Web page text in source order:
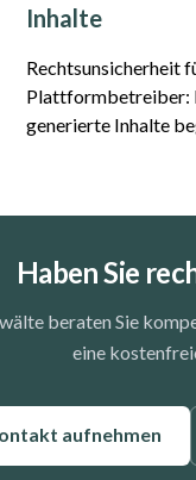
Inhalte
Rechtsunsicherheit
Plattformbetreiber:
generierte Inhalte
für f...
Haben Sie
beraten Sie
eine
aufnehmen